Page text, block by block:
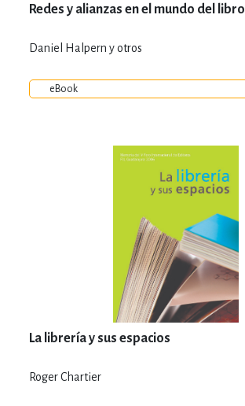
Redes y alianzas en el mundo del libro
Daniel Halpern y otros
eBook
La librería y sus espacios
Roger Chartier